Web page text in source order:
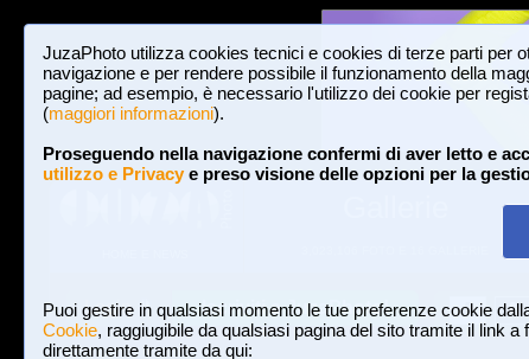
JuzaPhoto utilizza cookies tecnici e cookies di terze parti per
navigazione e per rendere possibile il funzionamento della
pagine; ad esempio, è necessario l'utilizzo dei cookie per
(maggiori informazioni).
Proseguendo nella navigazione confermi di aver letto e
utilizzo e Privacye preso visione delle opzioni per la
Puoi gestire in qualsiasi momento le tue preferenze cookie
Cookie, raggiugibile da qualsiasi pagina del sito tramite il link a
direttamente tramite da qui:
Login Iscriviti a JuzaPhoto! A A